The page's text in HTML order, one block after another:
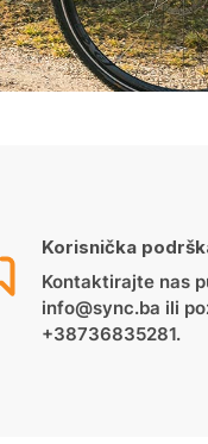
Korisnička
Kontaktirajte nas
info@sync.ba ili
+38736835281.